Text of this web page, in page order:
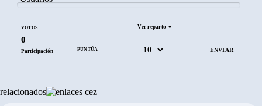
VOTOS
0
Participación
Ver reparto ▼
PUNTÚA
relacionados